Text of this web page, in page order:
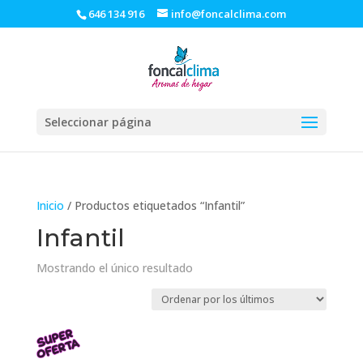
646 134 916 info@foncalclima.com
Seleccionar página
Inicio / Productos etiquetados “Infantil”
Infantil
Mostrando el único resultado